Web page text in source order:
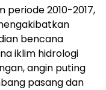
periode 2010-2017,
bencana
iklim hidrologi
angin puting
pasang dan